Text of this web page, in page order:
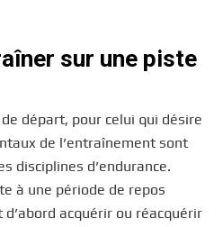
sur une piste
départ, pour celui qui désire
de l’entraînement sont
disciplines d’endurance.
à une période de repos
acquérir ou réacquérir